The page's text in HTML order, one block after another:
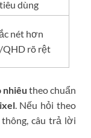
tiêu dùng
nét hơn
QHD rõ rệt
nhiêu theo chuẩn
. Nếu hỏi theo
câu trả lời